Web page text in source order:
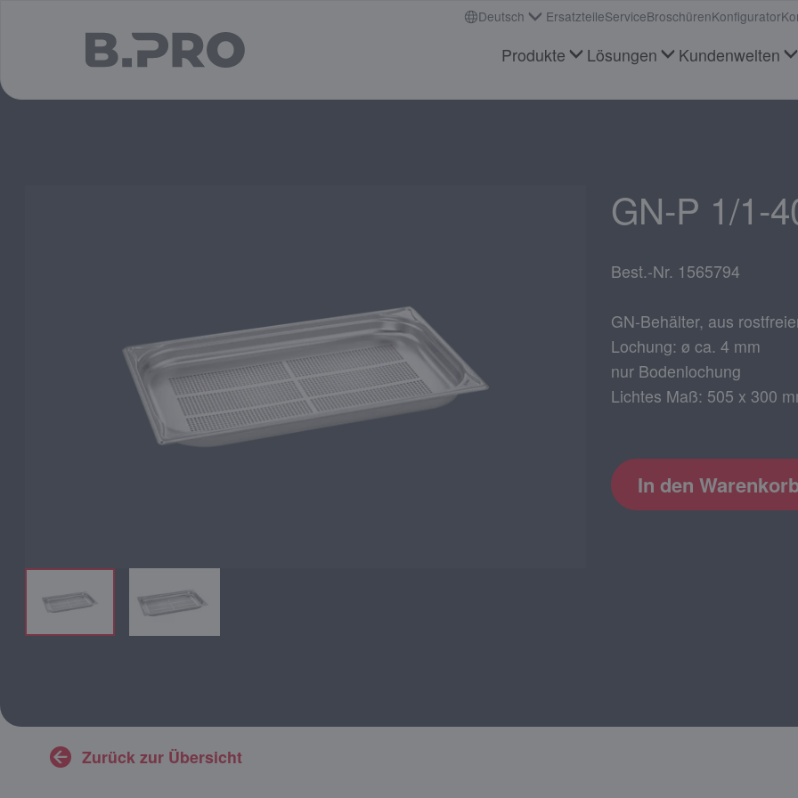
Produkte Lösungen Kundenwelten
Deutsch ErsatzteileServiceBroschürenKonfigurator
GN-P 1/1-
Best.-Nr. 1565794
GN-Behälter, aus
Lochung: ø ca. 4 mm
nur Bodenlochung
Lichtes Maß: 505 x 300
In den
Zurück zur Übersicht